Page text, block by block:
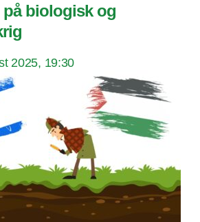
biologisk og
2025, 19:30